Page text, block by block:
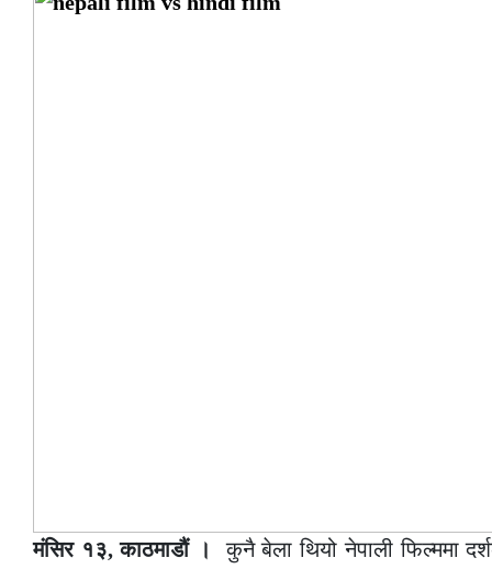
मंसिर १३, काठमाडौं ।कुनै बेला थियो नेपाली फिल्ममा